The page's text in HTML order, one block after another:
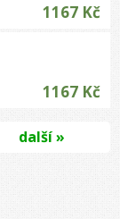
1167 Kč
1167 Kč
další »